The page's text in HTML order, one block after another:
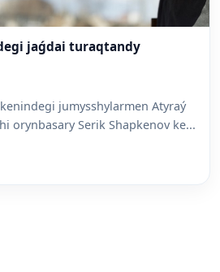
jaǵdai turaqtandy
jumysshylarmen Atyraý
orynbasary Serik Shapkenov ke...